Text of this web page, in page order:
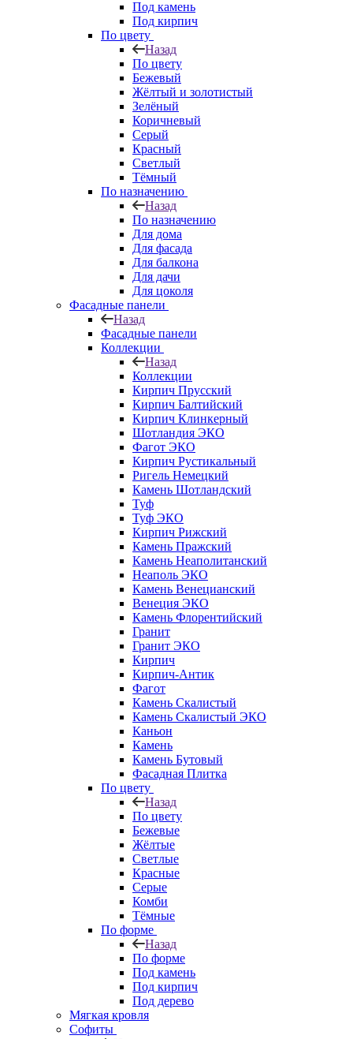
Под камень
Под кирпич
По цвету
Назад
По цвету
Бежевый
Жёлтый и золотистый
Зелёный
Коричневый
Серый
Красный
Светлый
Тёмный
По назначению
Назад
По назначению
Для дома
Для фасада
Для балкона
Для дачи
Для цоколя
Фасадные панели
Назад
Фасадные панели
Коллекции
Назад
Коллекции
Кирпич Прусский
Кирпич Балтийский
Кирпич Клинкерный
Шотландия ЭКО
Фагот ЭКО
Кирпич Рустикальный
Ригель Немецкий
Камень Шотландский
Туф
Туф ЭКО
Кирпич Рижский
Камень Пражский
Камень Неаполитанский
Неаполь ЭКО
Камень Венецианский
Венеция ЭКО
Камень Флорентийский
Гранит
Гранит ЭКО
Кирпич
Кирпич-Антик
Фагот
Камень Скалистый
Камень Скалистый ЭКО
Каньон
Камень
Камень Бутовый
Фасадная Плитка
По цвету
Назад
По цвету
Бежевые
Жёлтые
Светлые
Красные
Серые
Комби
Тёмные
По форме
Назад
По форме
Под камень
Под кирпич
Под дерево
Мягкая кровля
Софиты